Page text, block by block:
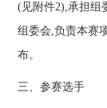
(见附件2),承担组
组委会,负责本赛
布。
三、参赛选手